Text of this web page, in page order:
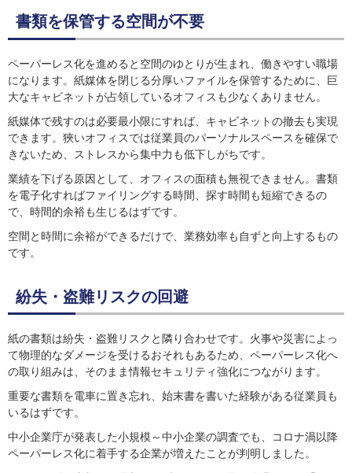
書類を保管する空間が不要
ペーパーレス化を進めると空間のゆとりが生まれ、働きやすい職場
になります。紙媒体を閉じる分厚いファイルを保管するために、巨
大なキャビネットが占領しているオフィスも少なくありません。
紙媒体で残すのは必要最小限にすれば、キャビネットの撤去も実現
できます。狹いオフィスでは従業員のパーソナルスペースを確保で
きないため、ストレスから集中力も低下しがちです。
業績を下げる原因として、オフィスの面積も無視できません。書類
を電子化すればファイリングする時間、探す時間も短縮できるの
で、時間的余裕も生じるはずです。
空間と時間に余裕ができるだけで、業務効率も自ずと向上するもの
です。
紛失・盗難リスクの回避
紙の書類は紛失・盗難リスクと隣り合わせです。火事や災害によっ
て物理的なダメージを受けるおそれもあるため、ペーパーレス化へ
の取り組みは、そのまま情報セキュリティ強化につながります。
重要な書類を電車に置き忘れ、始末書を書いた経験がある従業員も
いるはずです。
中小企業庁が発表した小規模～中小企業の調査でも、コロナ渦以降
ペーパーレス化に着手する企業が増えたことが判明しました。